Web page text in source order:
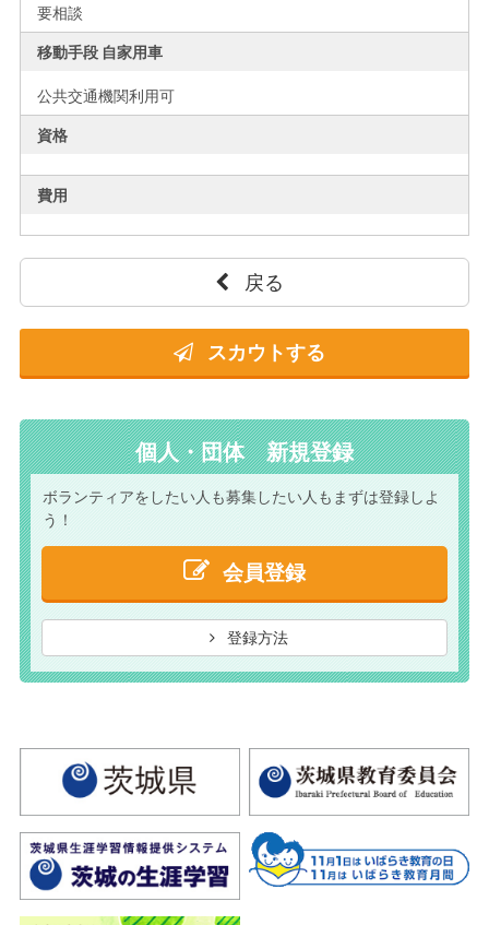
要相談
移動手段 自家用車
公共交通機関利用可
資格
費用
戻る
スカウトする
個人・団体 新規登録
ボランティアをしたい人も募集したい人もまずは登録しよ
う！
会員登録
登録方法